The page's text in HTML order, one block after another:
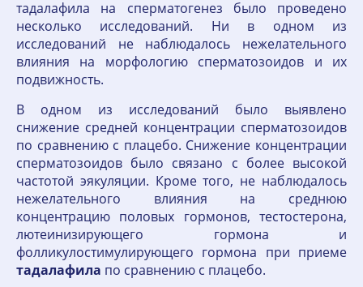
тадалафила на сперматогенез было проведено
несколько исследований. Ни в одном из
исследований не наблюдалось нежелательного
влияния на морфологию сперматозоидов и их
подвижность.
В одном из исследований было выявлено
снижение средней концентрации сперматозоидов
по сравнению с плацебо. Снижение концентрации
сперматозоидов было связано с более высокой
частотой эякуляции. Кроме того, не наблюдалось
нежелательного влияния на среднюю
концентрацию половых гормонов, тестостерона,
лютеинизирующего гормона и
фолликулостимулирующего гормона при приеме
тадалафила по сравнению с плацебо.